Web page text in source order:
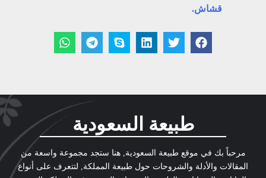
قشاش.
طبيعة السعودية
مرحباً بك في موقع طبيعة السعودية, هنا ستجد مجموعة واسعة من
المقالات والأدلة والشروحات حول طبيعة المملكة, لتتعرف على أنواع